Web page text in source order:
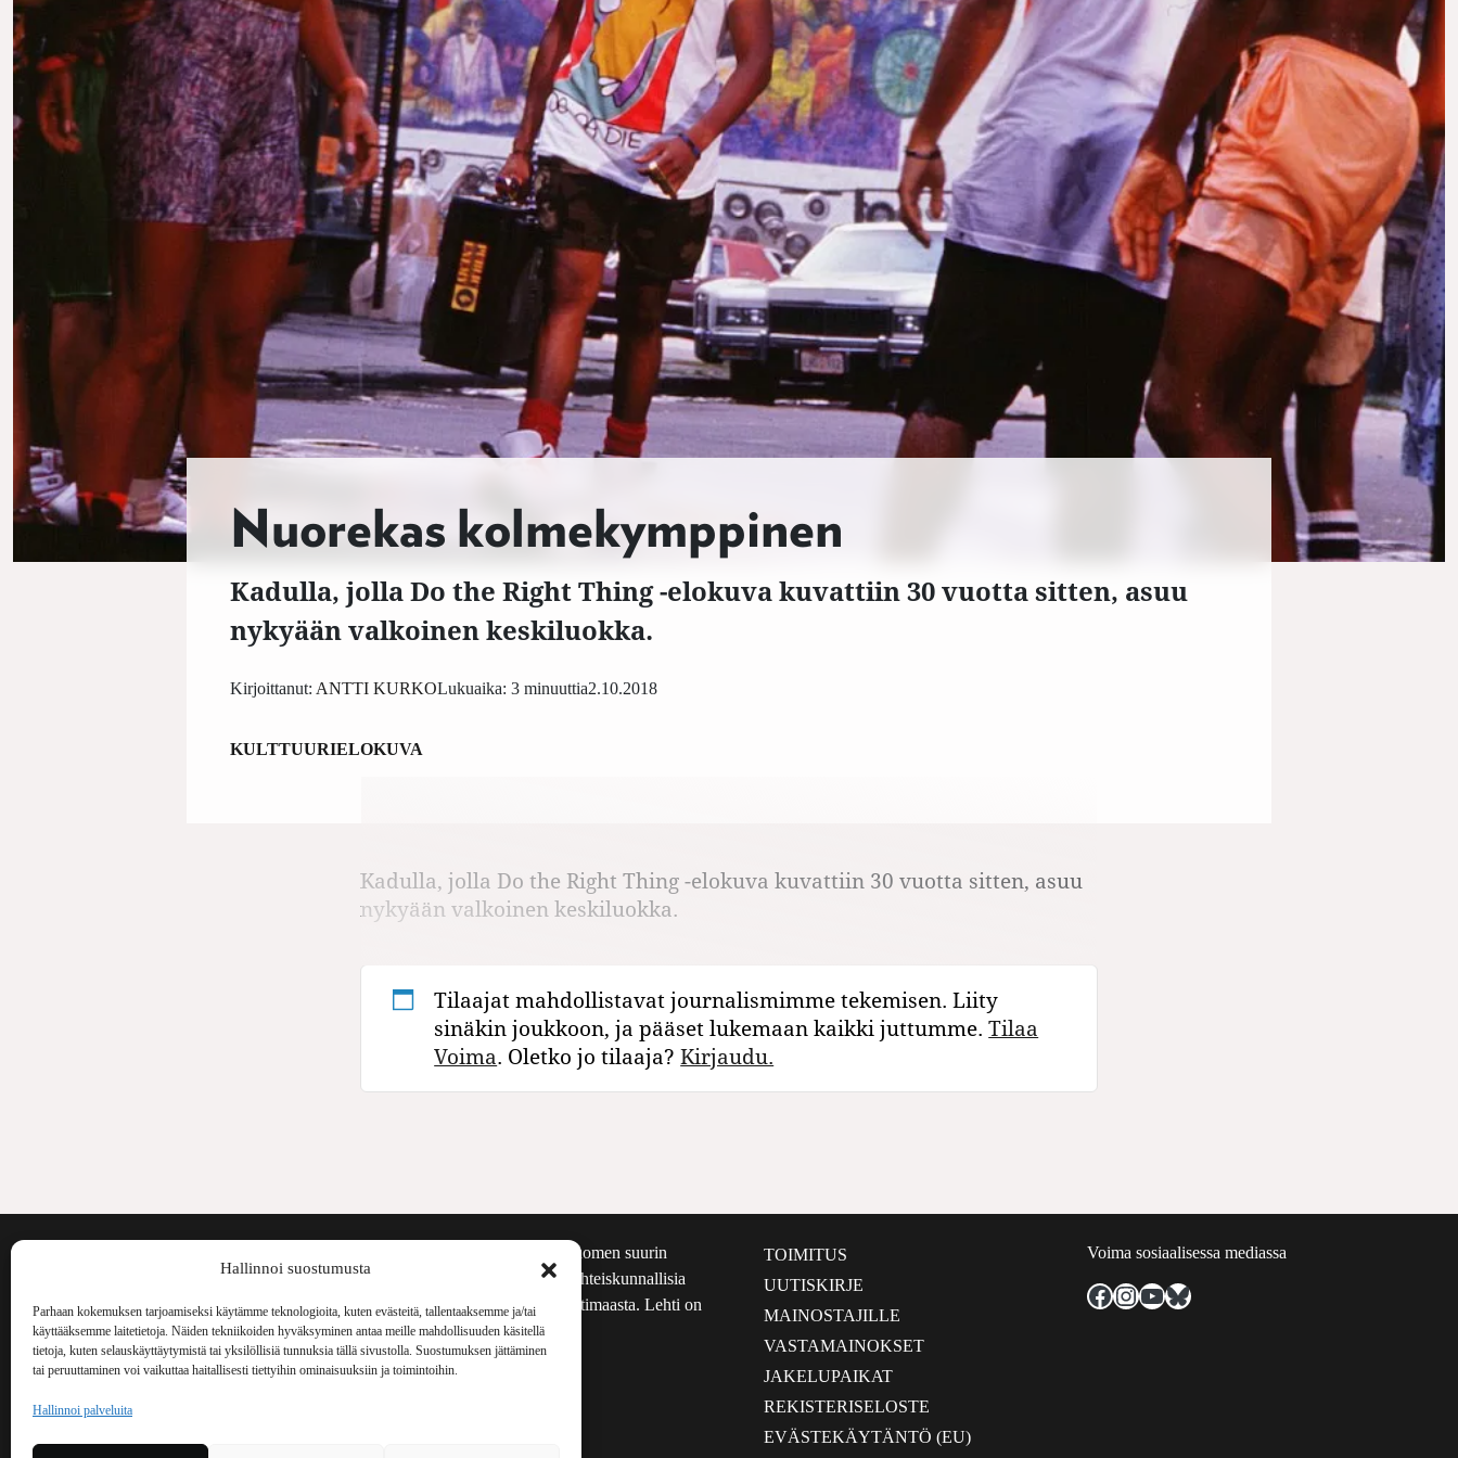
Hallinnoi suostumusta
Parhaan kokemuksen tarjoamiseksi käytämme teknologioita, kuten evästeitä, tallentaaksemme ja/tai
käyttääksemme laitetietoja. Näiden tekniikoiden hyväksyminen antaa meille mahdollisuuden käsitellä
tietoja, kuten selauskäyttäytymistä tai yksilöllisiä tunnuksia tällä sivustolla. Suostumuksen jättäminen
tai peruuttaminen voi vaikuttaa haitallisesti tiettyihin ominaisuuksiin ja toimintoihin.
Hallinnoi palveluita
Nuorekas kolmekymppinen
Kadulla, jolla Do the Right Thing -elokuva kuvattiin 30 vuotta sitten, asuu
nykyään valkoinen keskiluokka.
2.10.2018
Kirjoittanut: ANTTI KURKOLukuaika: 3 minuuttia
KULTTUURIELOKUVA
Kadulla, jolla Do the Right Thing -elokuva kuvattiin 30 vuotta sitten, asuu
nykyään valkoinen keskiluokka.
Tilaajat mahdollistavat journalismimme tekemisen. Liity
sinäkin joukkoon, ja pääset lukemaan kaikki juttumme.Tilaa
Voima. Oletko jo tilaaja?Kirjaudu.
Voima Kustannus
Vellamonkatu 30 B 3 krs.
00550 Helsinki
044 238 5109
Voima on painosmäärältään Suomen suurin
kulttuurilehti. Se nostaa esiin yhteiskunnallisia
aiheita niin maailmalta kuin kotimaasta. Lehti on
ilmestynyt vuodesta 1999.
TOIMITUS
UUTISKIRJE
MAINOSTAJILLE
VASTAMAINOKSET
JAKELUPAIKAT
REKISTERISELOSTE
EVÄSTEKÄYTÄNTÖ (EU)
Voima sosiaalisessa mediassa
Facebook
Instagram
YouTube
Bluesky